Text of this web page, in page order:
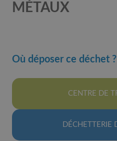
MÉTAUX
Où déposer ce déchet ?
CENTRE DE
DÉCHETTERIE